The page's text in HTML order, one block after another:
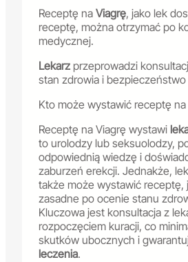
Receptę na Viagrę, jako lek
receptę, można otrzymać po
medycznej.
Lekarz przeprowadzi
stan zdrowia i
Kto może wystawić receptę
Receptę na Viagrę wystawi
to urolodzy lub seksuolodzy,
odpowiednią wiedzę i
zaburzeń erekcji. Jednakże,
także może wystawić receptę,
zasadne po ocenie stanu
Kluczowa jest konsultacja z
rozpoczęciem kuracji, co
skutków ubocznych i
leczenia.